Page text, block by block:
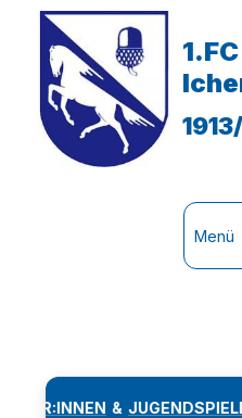
springen
Menü
JUGENDSPIELER:INNEN